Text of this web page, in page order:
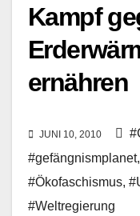
Kampf
ernähren
JUNI 10, 2010
#gefängnismplanet,
#Ökofaschismus,
#Weltregierung